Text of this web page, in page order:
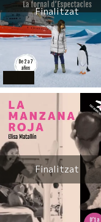
Finalitzat
Finalitzat